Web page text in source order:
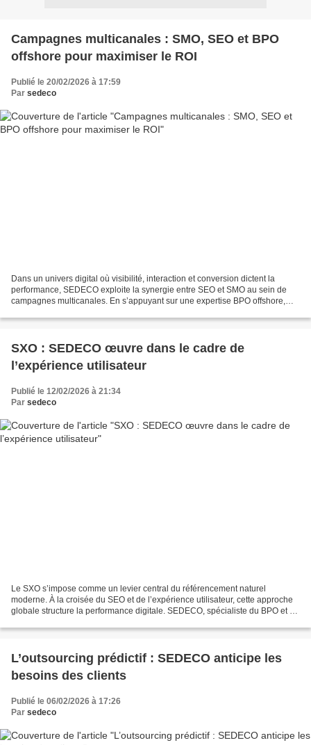
Campagnes multicanales : SMO, SEO et BPO
offshore pour maximiser le ROI
Publié le 20/02/2026 à 17:59
Par sedeco
Dans un univers digital où visibilité, interaction et conversion dictent la
performance, SEDECO exploite la synergie entre SEO et SMO au sein de
campagnes multicanales. En s’appuyant sur une expertise BPO offshore,
SXO : SEDECO œuvre dans le cadre de
l’expérience utilisateur
Publié le 12/02/2026 à 21:34
Par sedeco
Le SXO s’impose comme un levier central du référencement naturel
moderne. À la croisée du SEO et de l’expérience utilisateur, cette approche
globale structure la performance digitale. SEDECO, spécialiste du BPO et du
L’outsourcing prédictif : SEDECO anticipe les
besoins des clients
Publié le 06/02/2026 à 17:26
Par sedeco